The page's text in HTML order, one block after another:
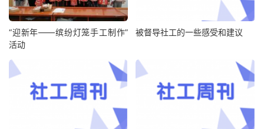
“迎新年——缤纷灯笼手工制作”
活动
被督导社工的一些感受和建议